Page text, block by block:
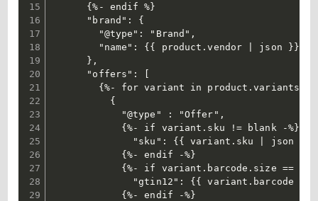
{%- endif %}
"brand": {
"@type": "Brand",
"name": {{ product.vendor | json }}
},
"offers": [
{%- for variant in product.variants -
{
"@type" : "Offer",
{%- if variant.sku != blank -%}
"sku": {{ variant.sku | json }},
{%- endif -%}
{%- if variant.barcode.size == 12 -
"gtin12": {{ variant.barcode }},
{%- endif -%}